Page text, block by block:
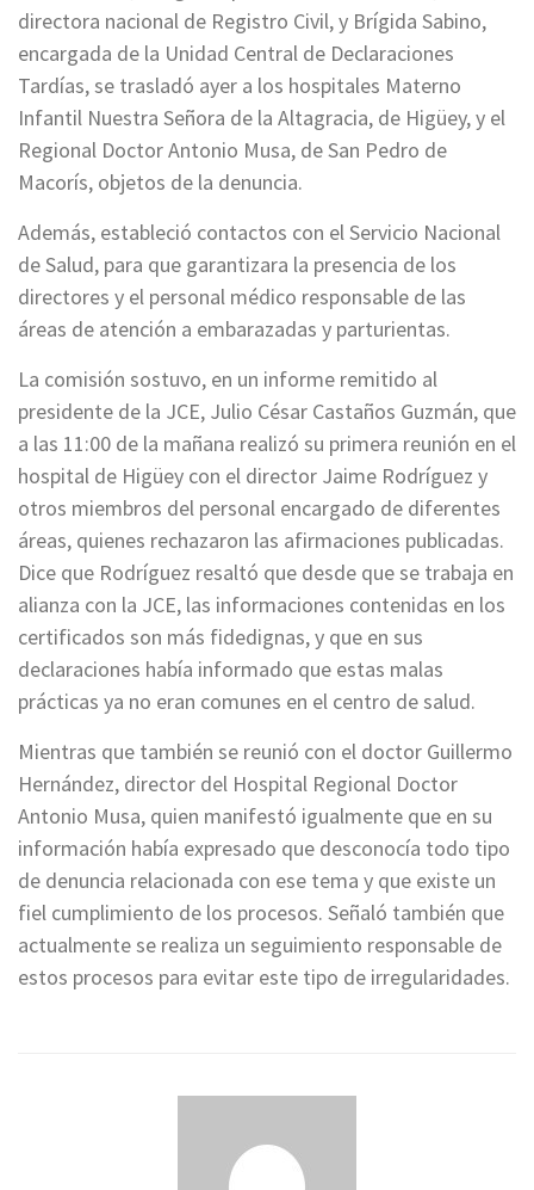
directora nacional de Registro Civil, y Brígida Sabino,
encargada de la Unidad Central de Declaraciones
Tardías, se trasladó ayer a los hospitales Materno
Infantil Nuestra Señora de la Altagracia, de Higüey, y el
Regional Doctor Antonio Musa, de San Pedro de
Macorís, objetos de la denuncia.
Además, estableció contactos con el Servicio Nacional
de Salud, para que garantizara la presencia de los
directores y el personal médico responsable de las
áreas de atención a embarazadas y parturientas.
La comisión sostuvo, en un informe remitido al
presidente de la JCE, Julio César Castaños Guzmán, que
a las 11:00 de la mañana realizó su primera reunión en el
hospital de Higüey con el director Jaime Rodríguez y
otros miembros del personal encargado de diferentes
áreas, quienes rechazaron las afirmaciones publicadas.
Dice que Rodríguez resaltó que desde que se trabaja en
alianza con la JCE, las informaciones contenidas en los
certificados son más fidedignas, y que en sus
declaraciones había informado que estas malas
prácticas ya no eran comunes en el centro de salud.
Mientras que también se reunió con el doctor Guillermo
Hernández, director del Hospital Regional Doctor
Antonio Musa, quien manifestó igualmente que en su
información había expresado que desconocía todo tipo
de denuncia relacionada con ese tema y que existe un
fiel cumplimiento de los procesos. Señaló también que
actualmente se realiza un seguimiento responsable de
estos procesos para evitar este tipo de irregularidades.